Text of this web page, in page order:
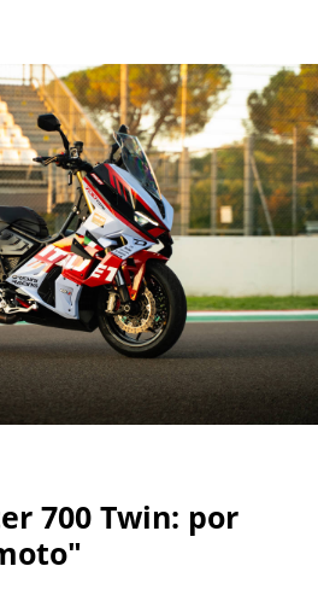
700 Twin: por